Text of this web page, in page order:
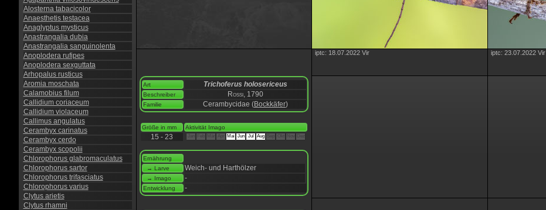
Alosterna tabacicolor
Anaesthetis testacea
Anaglyptus mysticus
Anastrangalia dubia
Anastrangalia sanguinolenta
Anoplodera rufipes
Anoplodera sexguttata
Arhopalus rusticus
Aromia moschata
Calamobius filum
Callidium coriaceum
Callidium violaceum
Callimus angulatus
Cerambyx carinatus
Cerambyx cerdo
Cerambyx scopolii
Chlorophorus glabromaculatus
Chlorophorus sartor
Chlorophorus trifasciatus
Chlorophorus varius
Clytus arietis
Clytus rhamni
Art Trichoferus holosericeus
Beschreiber Rossi, 1790
Familie Cerambycidae (Bockkäfer)
Größe in mm Aktivität Imago
15 - 23 Apr Mai Jun Jul Aug
Ernährung
→ Larve
Weich- und Harthölzer
→ Imago -
Entwicklung -
iptc: 18.07.2022 Vir iptc: 23.07.2022 Vir